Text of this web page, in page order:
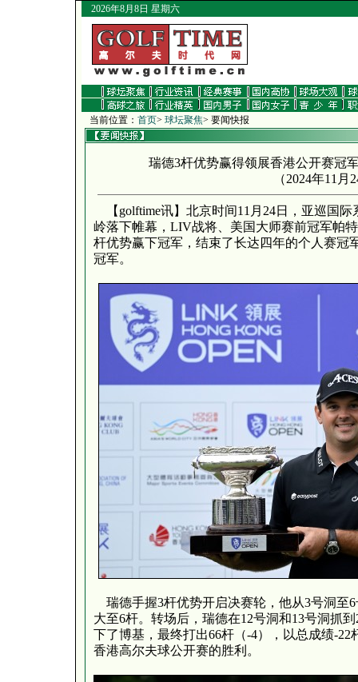
2026年8月8日 星期六
当前位置： 首页> 球坛聚焦> 要闻快报
瑞德3杆优势赢得领展香港公开赛冠
（2024年11月
【golftime讯】北京时间11月24日，亚巡国
岭落下帷幕，LIV战将、美国大师赛前冠军帕
杆优势赢下冠军，结束了长达四年的个人赛冠
冠军。
瑞德手握3杆优势开启决赛轮，他从3号洞至
大至6杆。转场后，瑞德在12号洞和13号洞抓
下了博基，最终打出66杆（-4），以总成绩-22
香港高尔夫球公开赛的胜利。